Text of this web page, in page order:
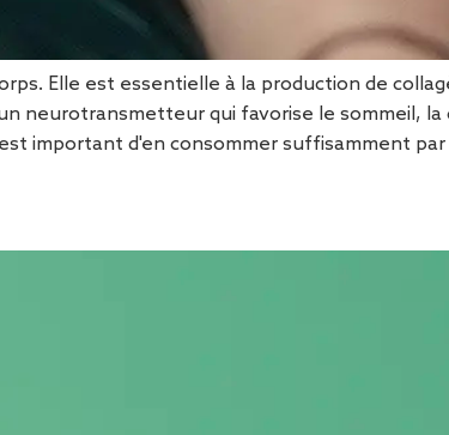
Elle est essentielle à la production de
neurotransmetteur qui favorise le sommeil,
important d'en consommer suffisamment